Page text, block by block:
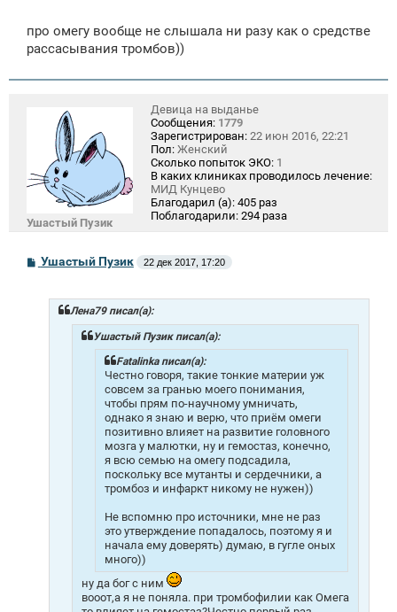
про омегу вообще не слышала ни разу как о средстве
рассасывания тромбов))
Ушастый Пузик
Девица на выданье
Сообщения: 1779
Зарегистрирован: 22 июн 2016, 22:21
Пол: Женский
Сколько попыток ЭКО: 1
В каких клиниках проводилось лечение:
МИД Кунцево
Благодарил (а): 405 раз
Поблагодарили: 294 раза
СУшастый Пузик 22 дек 2017, 17:20
Лена79 писал(а):
Ушастый Пузик писал(а):
Fatalinka писал(а):
Честно говоря, такие тонкие материи уж
совсем за гранью моего понимания,
чтобы прям по-научному умничать,
однако я знаю и верю, что приём омеги
позитивно влияет на развитие головного
мозга у малютки, ну и гемостаз, конечно,
я всю семью на омегу подсадила,
поскольку все мутанты и сердечники, а
тромбоз и инфаркт никому не нужен))
Не вспомню про источники, мне не раз
это утверждение попадалось, поэтому я и
начала ему доверять) думаю, в гугле оных
много))
ну да бог с ним
вооот,а я не поняла. при тромбофилии как Омега